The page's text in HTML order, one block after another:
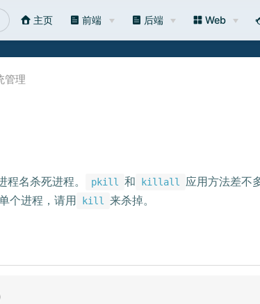
主页 前端 后端 Web
管理
名杀死进程。 pkill 和 killall
应用方法差不
个进程，请用
kill 来杀掉。